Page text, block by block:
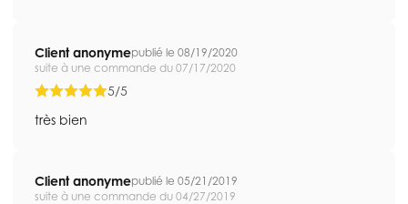
Client anonymepublié le 08/19/2020
suite à une commande du 07/17/2020
5/5
très bien
Client anonymepublié le 05/21/2019
suite à une commande du 04/27/2019